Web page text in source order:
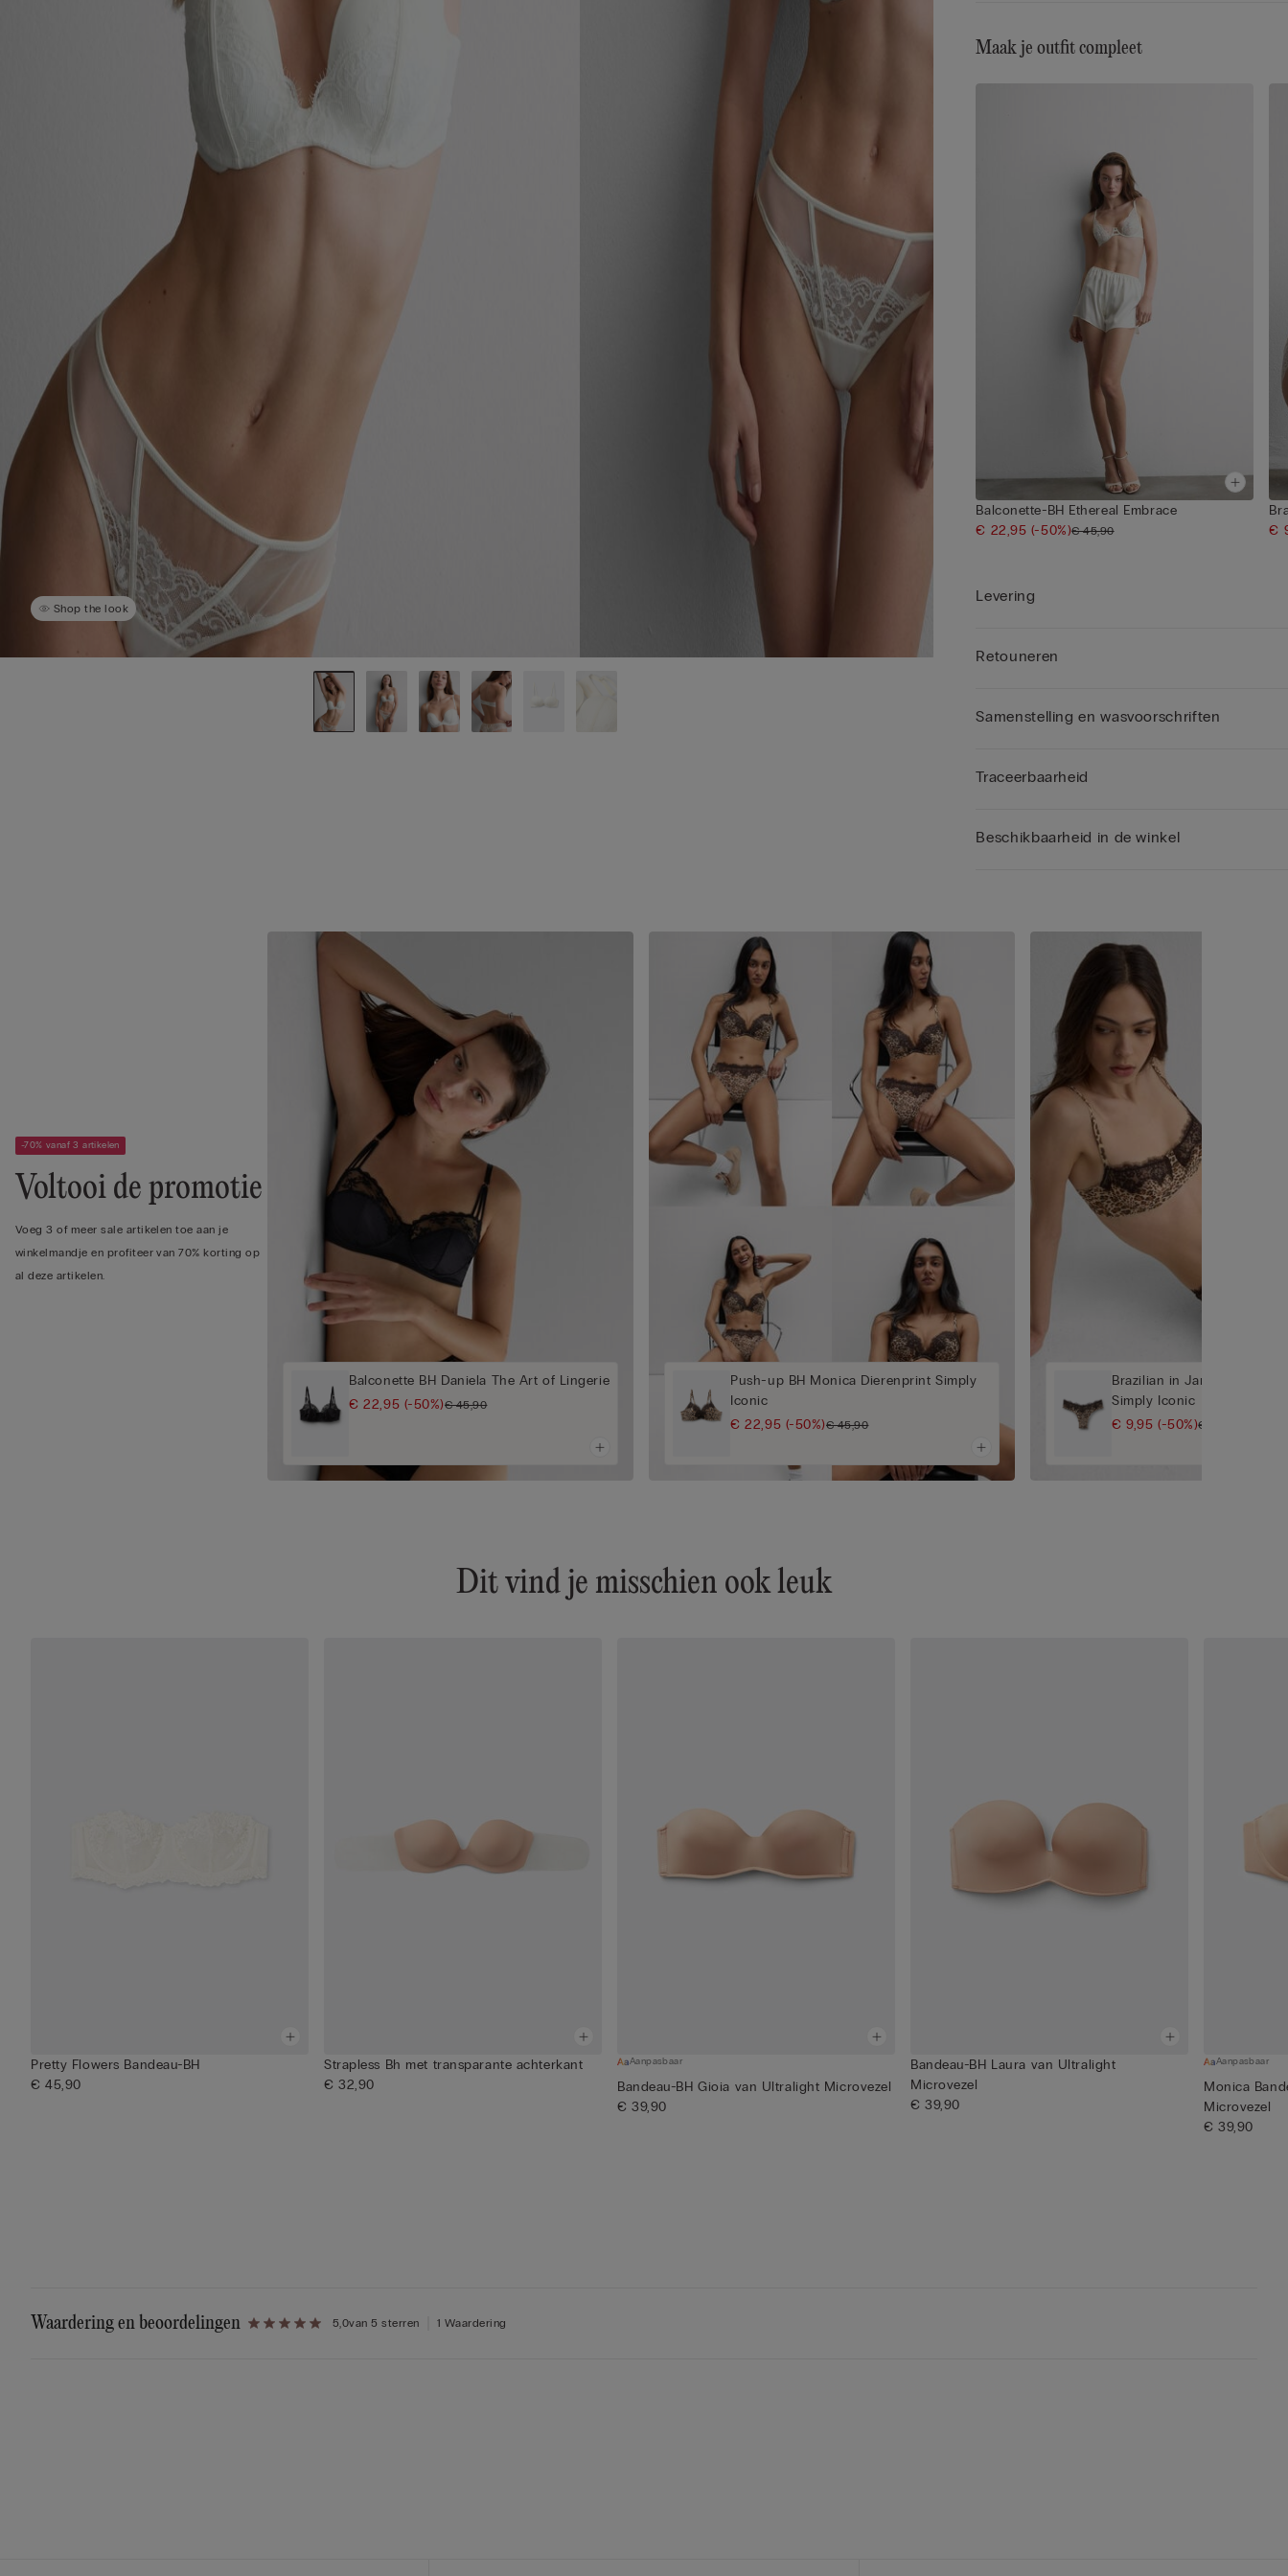
Shop the look
Maak je outfit compleet
Balconette-BH Ethereal Embrace
€ 22,95 (-50%)€ 45,90
€
Levering
Retouneren
Samenstelling en wasvoorschriften
Traceerbaarheid
Beschikbaarheid in de winkel
-70% vanaf 3 artikelen
Voltooi de promotie
Voeg 3 of meer sale artikelen toe aan je
winkelmandje en profiteer van 70% korting op
al deze artikelen.
Balconette BH Daniela The Art of Lingerie
€ 22,95 (-50%)€ 45,90
Push-up BH Monica Dierenprint Simply
Iconic
€ 22,95 (-50%)€ 45,90
Brazilian in Jaren '80-Stijl
Simply Iconic
€ 9,95(-50%)€ 19,90
Dit vind je misschien ook leuk
Pretty Flowers Bandeau-BH
€ 45,90
Strapless Bh met transparante achterkant
€ 32,90
Aanpasbaar
Bandeau-BH Gioia van Ultralight Microvezel
€ 39,90
Bandeau-BH Laura van Ultralight
Microvezel
€ 39,90
Aanpasbaar
Monica
Microvezel
€ 39,90
Waardering en beoordelingen 5,0van 5 sterren 1 Waardering